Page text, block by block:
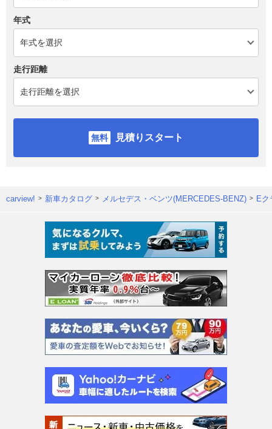
年式
走行距離
見積りスタート
carview! 新車カタログ メルセデス・ベンツ(MERCEDES-BENZ) Eク